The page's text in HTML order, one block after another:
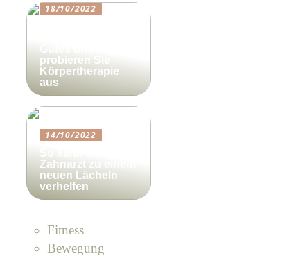
18/10/2022
probieren Sie
Körpertherapie
aus
14/10/2022
Zahnarzt zu einem
neuen Lächeln
verhelfen
Fitness
Bewegung